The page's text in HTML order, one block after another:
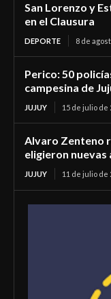
San Lorenzo y
en el Clausura
DEPORTE 8 de
Perico: 50
campesina de
JUJUY 15 de julio de
Alvaro Zenteno
eligieron
JUJUY 11 de julio de